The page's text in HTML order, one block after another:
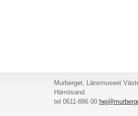
Murberget, Länsmuseet
Härnösand.
tel 0611-886 00